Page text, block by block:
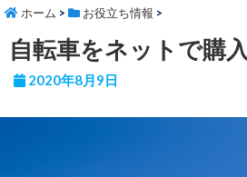
ホーム > お役立ち情報 >
自転車をネットで購
2020年8月9日